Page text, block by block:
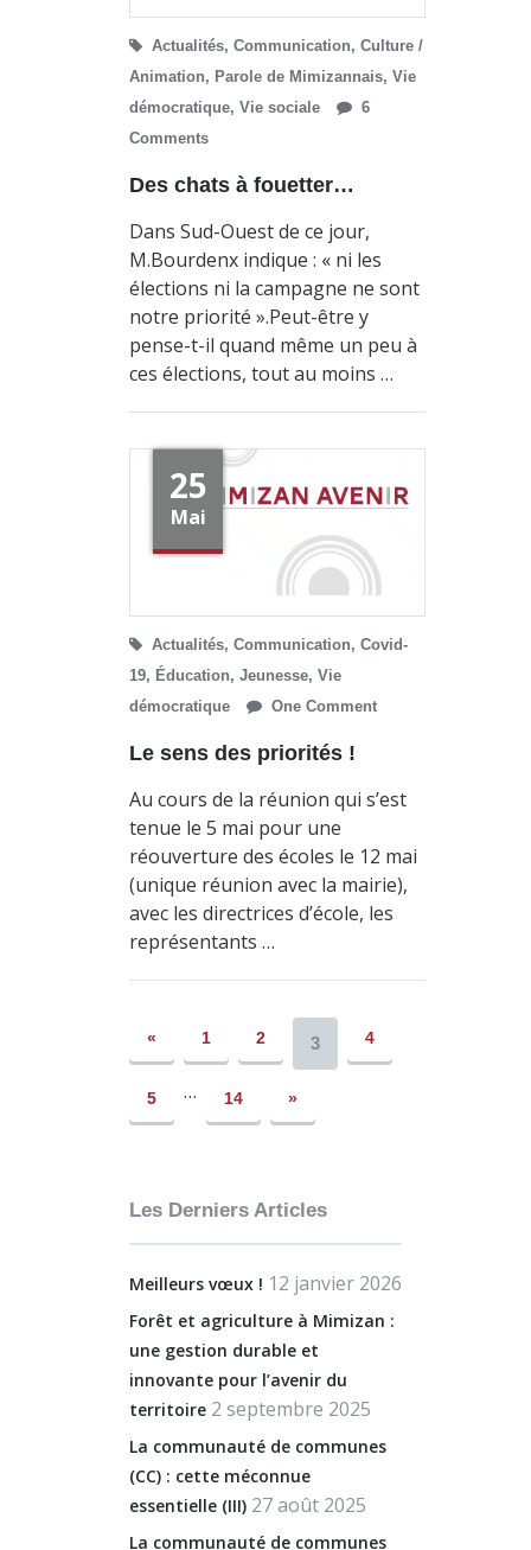
Actualités, Communication, Culture /
Animation, Parole de Mimizannais, Vie
démocratique, Vie sociale
6
Comments
Des chats à fouetter…
Dans Sud-Ouest de ce jour,
M.Bourdenx indique : « ni les
élections ni la campagne ne sont
notre priorité ».Peut-être y
pense-t-il quand même un peu à
ces élections, tout au moins …
25
Mai
Actualités, Communication, Covid-
19, Éducation, Jeunesse, Vie
démocratique
One Comment
Le sens des priorités !
Au cours de la réunion qui s’est
tenue le 5 mai pour une
réouverture des écoles le 12 mai
(unique réunion avec la mairie),
avec les directrices d’école, les
représentants …
« 1 2 3 4
5 … 14 »
Les Derniers Articles
Meilleurs vœux ! 12 janvier 2026
Forêt et agriculture à Mimizan :
une gestion durable et
innovante pour l’avenir du
territoire 2 septembre 2025
La communauté de communes
(CC) : cette méconnue
essentielle (III) 27 août 2025
La communauté de communes